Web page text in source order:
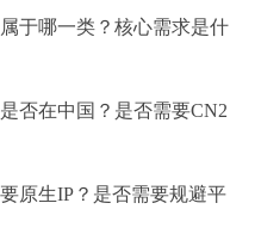
于哪一类？核心需求是什
否在中国？是否需要CN2
原生IP？是否需要规避平